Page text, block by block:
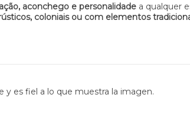
aconchego e personalidade a qualquer
coloniais ou com elementos
y es fiel a lo que muestra la imagen.